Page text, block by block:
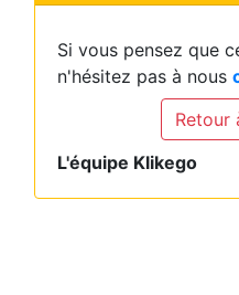
Si vous pensez que
n'hésitez pas à nous
Retour
L'équipe Klikego